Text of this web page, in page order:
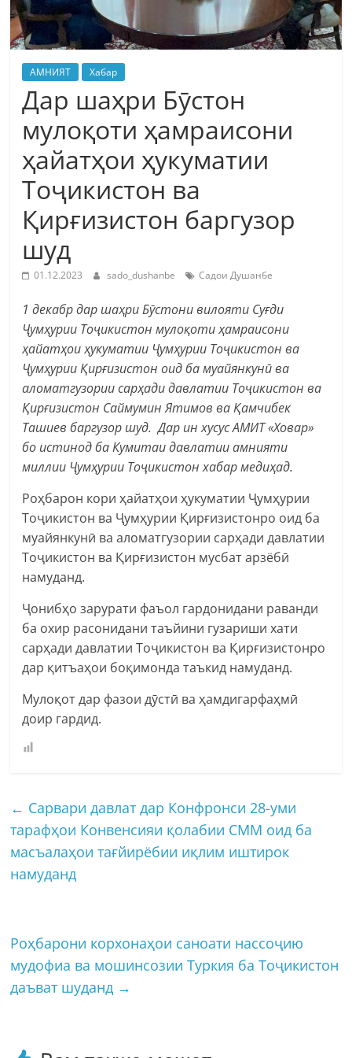
АМНИЯТ Хабар
Дар шаҳри Бӯстон
мулоқоти ҳамраисони
ҳайатҳои ҳукуматии
Тоҷикистон ва
Қирғизистон баргузор
шуд
01.12.2023 sado_dushanbe Садои Душанбе
1 декабр дар шаҳри Бӯстони вилояти Суғди
Ҷумҳурии Тоҷикистон мулоқоти ҳамраисони
ҳайатҳои ҳукуматии Ҷумҳурии Тоҷикистон ва
Ҷумҳурии Қирғизистон оид ба муайянкунӣ ва
аломатгузории сарҳади давлатии Тоҷикистон ва
Қирғизистон Саймумин Ятимов ва Қамчибек
Ташиев баргузор шуд. Дар ин хусус АМИТ«Ховар»
бо истинод ба Кумитаи давлатии амнияти
миллии Ҷумҳурии Тоҷикистон хабар медиҳад.
Роҳбарон кори ҳайатҳои ҳукуматии Ҷумҳурии
Тоҷикистон ва Ҷумҳурии Қирғизистонро оид ба
муайянкунӣ ва аломатгузории сарҳади давлатии
Тоҷикистон ва Қирғизистон мусбат арзёбӣ
намуданд.
Ҷонибҳо зарурати фаъол гардонидани раванди
ба охир расонидани таъйини гузариши хати
сарҳади давлатии Тоҷикистон ва Қирғизистонро
дар қитъаҳои боқимонда таъкид намуданд.
Мулоқот дар фазои дӯстӣ ва ҳамдигарфаҳмӣ
доир гардид.
← Сарвари давлат дар Конфронси 28-уми
тарафҳои Конвенсияи қолабии СММ оид ба
масъалаҳои тағйирёбии иқлим иштирок
намуданд
Роҳбарони корхонаҳои саноати нассоҷию
мудофиа ва мошинсозии Туркия ба Тоҷикистон
даъват шуданд →